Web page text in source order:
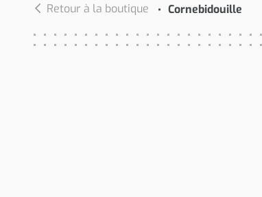
Retour à la boutique Cornebidouille